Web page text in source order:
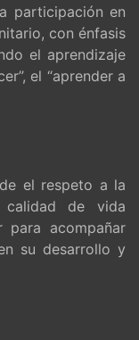
participación en
con énfasis
el aprendizaje
el “aprender a
el respeto a la
calidad de vida
acompañar
su desarrollo y